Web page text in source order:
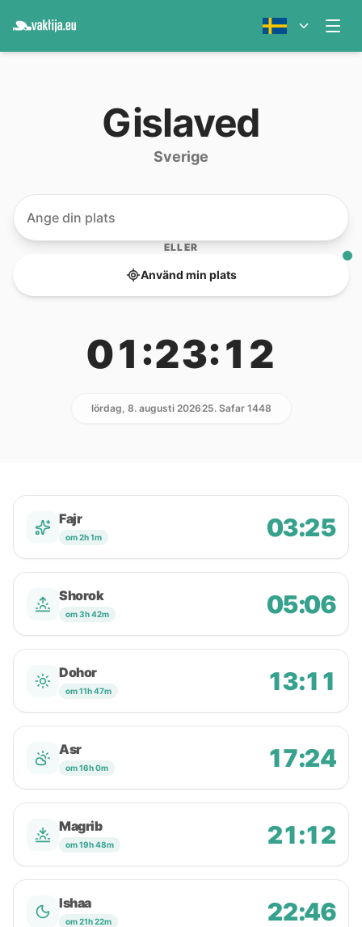
Gislaved
Sverige
ELLER
Använd min plats
01:23:12
lördag, 8. augusti 202625. Safar 1448
Fajr
om 2h 1m 03:25
Shorok
om 3h 42m 05:06
Dohor
om 11h 47m 13:11
Asr
om 16h 0m 17:24
Magrib
om 19h 48m 21:12
Ishaa
om 21h 22m 22:46